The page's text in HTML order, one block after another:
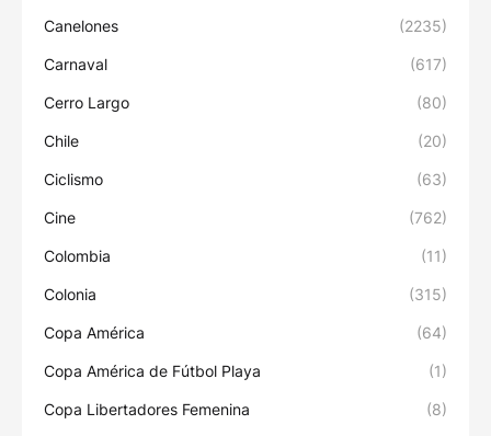
Canelones (2235)
Carnaval (617)
Cerro Largo (80)
Chile (20)
Ciclismo (63)
Cine (762)
Colombia (11)
Colonia (315)
Copa América (64)
Copa América de Fútbol Playa (1)
Copa Libertadores Femenina (8)